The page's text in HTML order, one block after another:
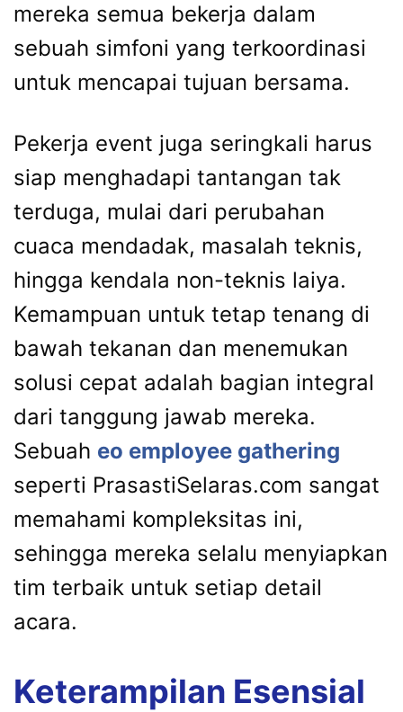
mereka semua bekerja dalam
sebuah simfoni yang terkoordinasi
untuk mencapai tujuan bersama.
Pekerja event juga seringkali harus
siap menghadapi tantangan tak
terduga, mulai dari perubahan
cuaca mendadak, masalah teknis,
hingga kendala non-teknis laiya.
Kemampuan untuk tetap tenang di
bawah tekanan dan menemukan
solusi cepat adalah bagian integral
dari tanggung jawab mereka.
Sebuah eo employee gathering
seperti PrasastiSelaras.com sangat
memahami kompleksitas ini,
sehingga mereka selalu menyiapkan
tim terbaik untuk setiap detail
acara.
Keterampilan Esensial